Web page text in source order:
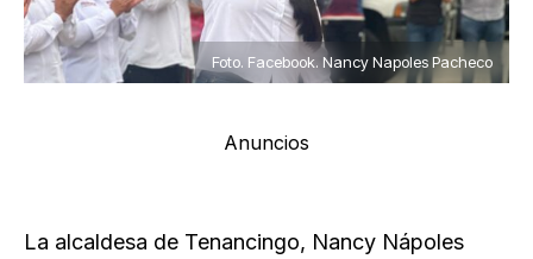
Foto. Facebook. Nancy Napoles Pacheco
Anuncios
La alcaldesa de Tenancingo, Nancy Nápoles